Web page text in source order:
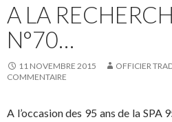
A LA
N°70…
11 NOVEMBRE 2015 OFFICIER
COMMENTAIRE
A l’occasion des 95 ans de la SPA